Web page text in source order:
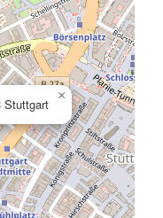
Stuttgart
×